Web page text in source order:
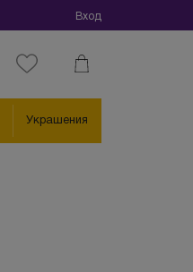
Вход
Украшения